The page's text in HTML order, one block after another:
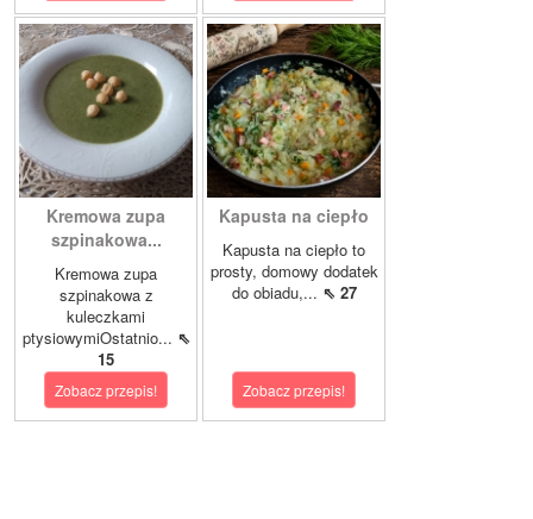
Kremowa zupa
szpinakowa...
Kremowa zupa
szpinakowa z
kuleczkami
ptysiowymiOstatnio... ⇖
15
Zobacz przepis!
Kapusta na ciepło
Kapusta na ciepło to
prosty, domowy dodatek
do obiadu,... ⇖ 27
Zobacz przepis!